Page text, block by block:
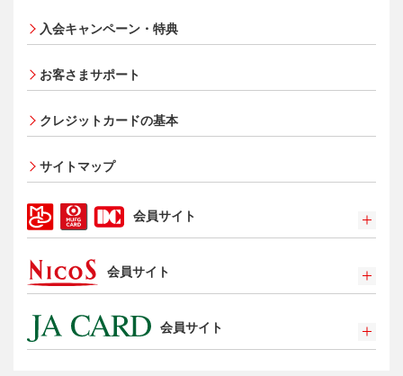
オンライン入会申し込みの流れ
追加できるカード・機能
UnionPay（銀聯）カード
ETCカード
エクスプレス予約サービス（プラスEX会員）
タッチ決済
入会キャンペーン・特典
お客さまサポート
クレジットカードの基本
サイトマップ
会員サイト
特典・サービス
選べるお支払方法
カードローン・キャッシング
お客さまサポート
会員サイト
特典・サービス
選べるお支払方法
会員サイト